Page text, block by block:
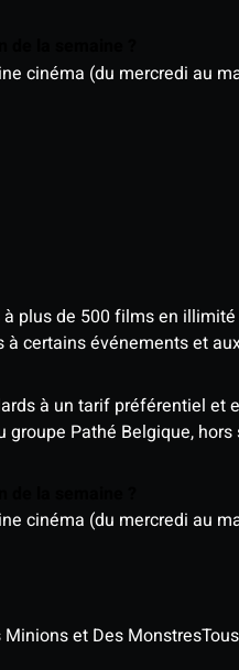
cinéma (du mercredi au
plus de 500 films en
certains événements et
à un tarif préférentiel
Pathé Belgique,
cinéma (du mercredi au
Minions et Des Monstres